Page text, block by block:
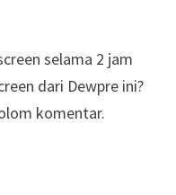
selama 2 jam
dari Dewpre ini?
komentar.